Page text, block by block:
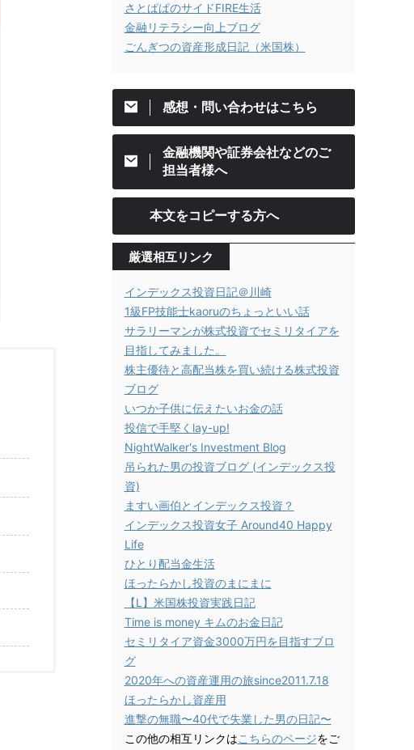
さとぱぱのサイドFIRE生活
金融リテラシー向上ブログ
ごんぎつの資産形成日記（米国株）
感想・問い合わせはこちら
金融機関や証券会社などのご
担当者様へ
本文をコピーする方へ
厳選相互リンク
インデックス投資日記＠川崎
1級FP技能士kaoruのちょっといい話
サラリーマンが株式投資でセミリタイアを
目指してみました。
株主優待と高配当株を買い続ける株式投資
ブログ
いつか子供に伝えたいお金の話
投信で手堅くlay-up!
NightWalker's Investment Blog
吊られた男の投資ブログ (インデックス投
資)
ますい画伯とインデックス投資？
インデックス投資女子 Around40 Happy
Life
ひとり配当金生活
ほったらかし投資のまにまに
【L】米国株投資実践日記
Time is money キムのお金日記
セミリタイア資金3000万円を目指すブロ
グ
2020年への資産運用の旅since2011.7.18
ほったらかし資産用
進撃の無職〜40代で失業した男の日記〜
この他の相互リンクはこちらのページをご